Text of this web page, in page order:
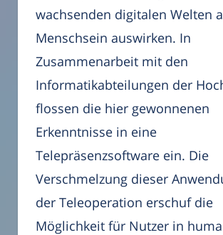
wachsenden digitalen Welten
Menschsein auswirken. In
Zusammenarbeit mit den
Informatikabteilungen der
flossen die hier gewonnenen
Erkenntnisse in eine
Telepräsenzsoftware ein. Die
Verschmelzung dieser
der Teleoperation erschuf die
Möglichkeit für Nutzer in